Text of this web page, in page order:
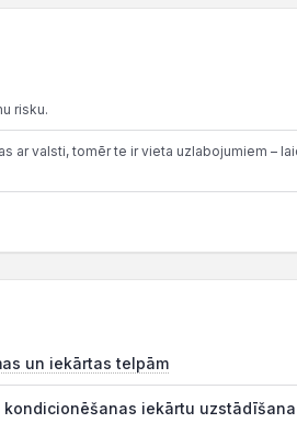
risku.
ar valsti, tomēr te ir vieta uzlabojumiem –
un iekārtas telpām
iekārtu